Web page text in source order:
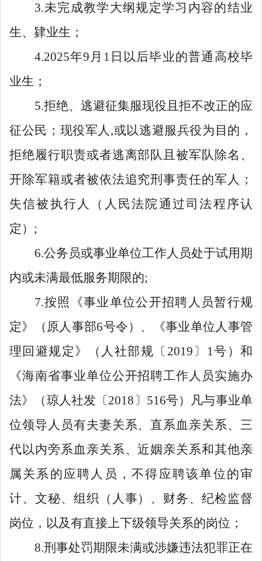
3.未完成教学大纲规定学习内容的结业
生、肄业生；
4.2025年9月1日以后毕业的普通高校毕
业生；
5.拒绝、逃避征集服现役且拒不改正的应
征公民；现役军人,或以逃避服兵役为目的，
拒绝履行职责或者逃离部队且被军队除名、
开除军籍或者被依法追究刑事责任的军人；
失信被执行人（人民法院通过司法程序认
定）;
6.公务员或事业单位工作人员处于试用期
内或未满最低服务期限的;
7.按照《事业单位公开招聘人员暂行规
定》（原人事部6号令）、《事业单位人事管
理回避规定》（人社部规〔2019〕1号）和
《海南省事业单位公开招聘工作人员实施办
法》（琼人社发〔2018〕516号）凡与事业单
位领导人员有夫妻关系、直系血亲关系、三
代以内旁系血亲关系、近姻亲关系和其他亲
属关系的应聘人员，不得应聘该单位的审
计、文秘、组织（人事）、财务、纪检监督
岗位，以及有直接上下级领导关系的岗位；
8.刑事处罚期限未满或涉嫌违法犯罪正在